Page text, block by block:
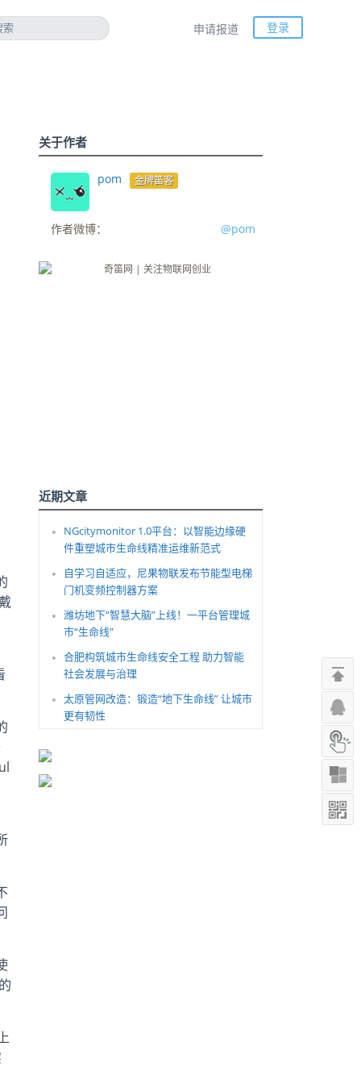
申请报道 登录
关于作者
pom 金牌笛客
作者微博： @pom
近期文章
NGcitymonitor 1.0平台：以智能边缘硬
件重塑城市生命线精准运维新范式
自学习自适应，尼果物联发布节能型电梯
门机变频控制器方案
潍坊地下“智慧大脑”上线！一平台管理城
市“生命线”
合肥构筑城市生命线安全工程 助力智能
社会发展与治理
太原管网改造：锻造“地下生命线” 让城市
更有韧性